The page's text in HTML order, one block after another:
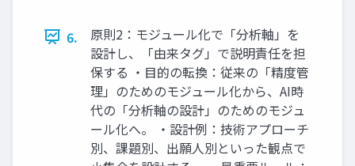
6.
原則2：モジュール化で「分析軸」を
設計し、「由来タグ」で説明責任を担
保する ・目的の転換：従来の「精度管
理」のためのモジュール化から、AI時
代の「分析軸の設計」のためのモジュ
ール化へ。 ・設計例：技術アプローチ
別、課題別、出願人別といった観点で